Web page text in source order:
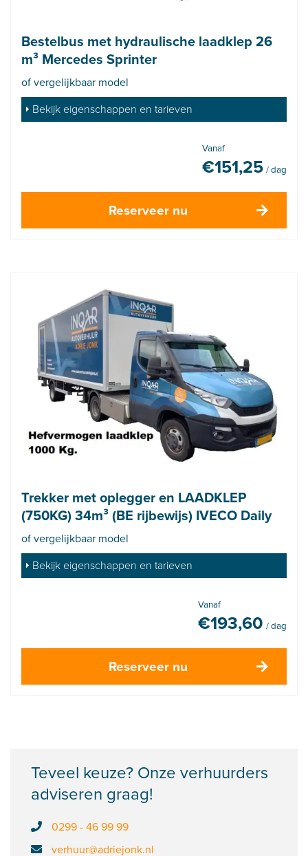
Bestelbus met hydraulische laadklep 26
m³ Mercedes Sprinter
of vergelijkbaar model
Bekijk eigenschappen en tarieven
Vanaf
€151,25 / dag
Reserveer nu
Trekker met oplegger en LAADKLEP
(750KG) 34m³ (BE rijbewijs) IVECO Daily
of vergelijkbaar model
Bekijk eigenschappen en tarieven
Vanaf
€193,60 / dag
Reserveer nu
Teveel keuze? Onze verhuurders
adviseren graag!
0299 - 46 99 99
verhuur@adriejonk.nl